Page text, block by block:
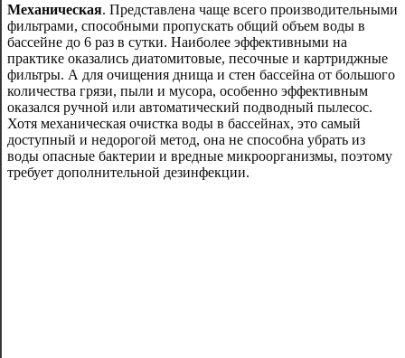
Механическая. Представлена чаще всего производительными
фильтрами, способными пропускать общий объем воды в
бассейне до 6 раз в сутки. Наиболее эффективными на
практике оказались диатомитовые, песочные и картриджные
фильтры. А для очищения днища и стен бассейна от большого
количества грязи, пыли и мусора, особенно эффективным
оказался ручной или автоматический подводный пылесос.
Хотя механическая очистка воды в бассейнах, это самый
доступный и недорогой метод, она не способна убрать из
воды опасные бактерии и вредные микроорганизмы, поэтому
требует дополнительной дезинфекции.